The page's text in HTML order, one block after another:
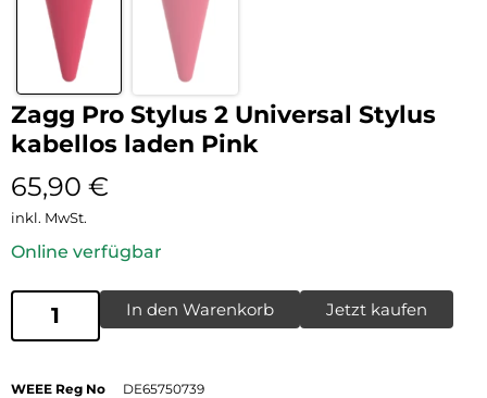
Zagg Pro Stylus 2 Universal Stylus
kabellos laden Pink
65,90 €
inkl. MwSt.
Online verfügbar
In den Warenkorb Jetzt kaufen
WEEE Reg No
DE65750739